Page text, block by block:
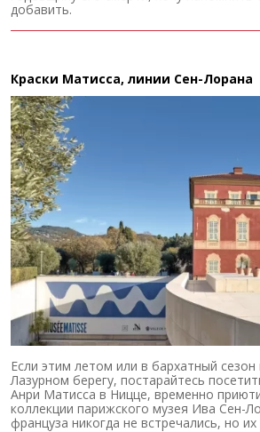
добавить.
Краски Матисса, линии Сен-Лорана
Если этим летом или в бархатный
Лазурном берегу, постарайтесь
Анри Матисса в Ницце, временно
коллекции парижского музея Ива Сен-
француза никогда не встречались, но